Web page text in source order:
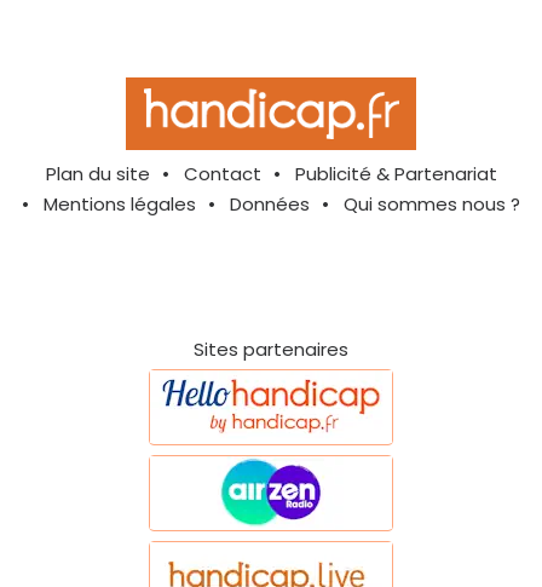
Plan du site Contact
Publicité & Partenariat
Mentions légales
Données Qui sommes nous ?
Sites partenaires